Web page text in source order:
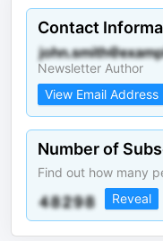
Contact
Newsletter Author
View Email Address
Number of
Find out how many
Reveal